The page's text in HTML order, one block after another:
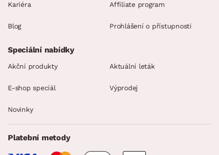
Kariéra
Blog
Affiliate program
Prohlášení o přístupnosti
Speciální nabídky
Akční produkty Aktuální leták
E-shop speciál Výprodej
Novinky
Platební metody